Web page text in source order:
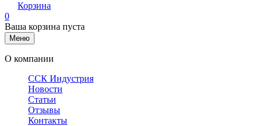
Корзина
0
Ваша корзина пуста
Меню
О компании
ССК Индустрия
Новости
Статьи
Отзывы
Контакты